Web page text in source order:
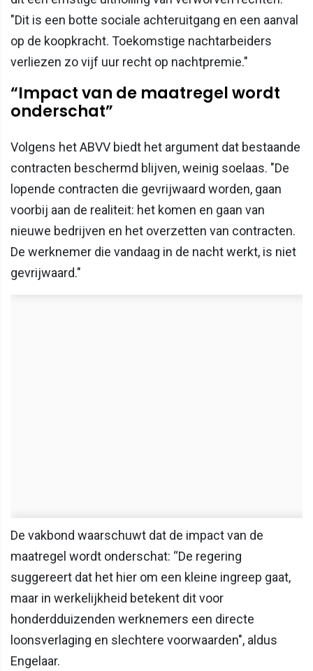
"Dit is een botte sociale achteruitgang en een aanval
op de koopkracht. Toekomstige nachtarbeiders
verliezen zo vijf uur recht op nachtpremie."
“Impact van de maatregel wordt
onderschat”
Volgens het ABVV biedt het argument dat bestaande
contracten beschermd blijven, weinig soelaas. "De
lopende contracten die gevrijwaard worden, gaan
voorbij aan de realiteit: het komen en gaan van
nieuwe bedrijven en het overzetten van contracten.
De werknemer die vandaag in de nacht werkt, is niet
gevrijwaard."
De vakbond waarschuwt dat de impact van de
maatregel wordt onderschat: “De regering
suggereert dat het hier om een kleine ingreep gaat,
maar in werkelijkheid betekent dit voor
honderdduizenden werknemers een directe
loonsverlaging en slechtere voorwaarden", aldus
Engelaar.